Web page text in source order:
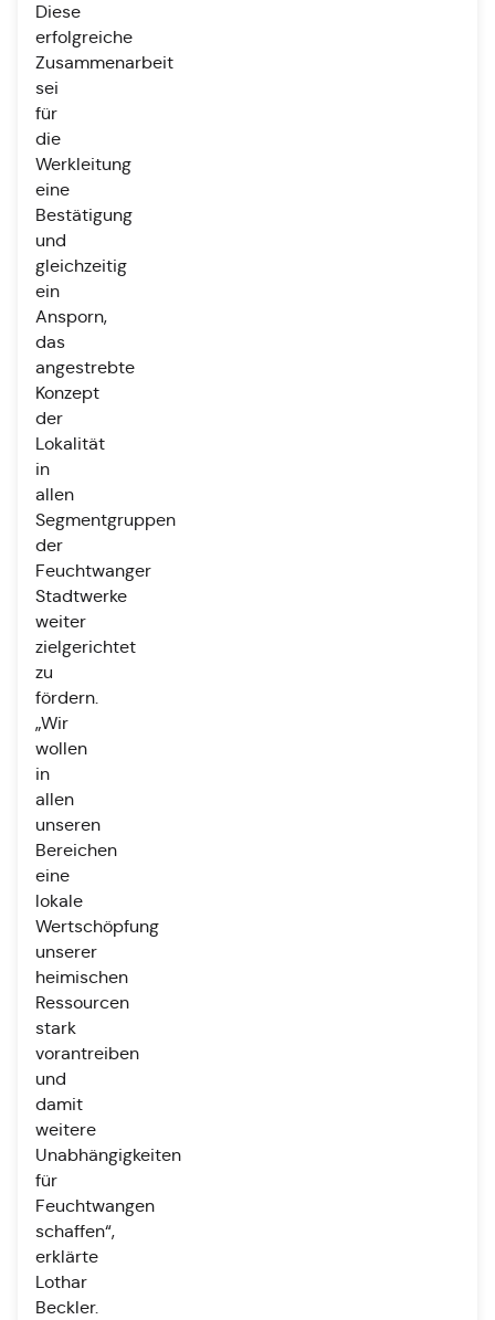
Diese
erfolgreiche
Zusammenarbeit
sei
für
die
Werkleitung
eine
Bestätigung
und
gleichzeitig
ein
Ansporn,
das
angestrebte
Konzept
der
Lokalität
in
allen
Segmentgruppen
der
Feuchtwanger
Stadtwerke
weiter
zielgerichtet
zu
fördern.
„Wir
wollen
in
allen
unseren
Bereichen
eine
lokale
Wertschöpfung
unserer
heimischen
Ressourcen
stark
vorantreiben
und
damit
weitere
Unabhängigkeiten
für
Feuchtwangen
schaffen“,
erklärte
Lothar
Beckler.